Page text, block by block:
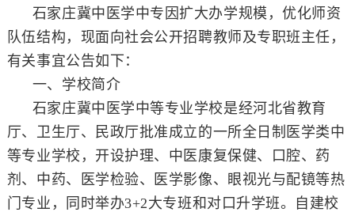
石家庄冀中医学中专因扩大办学规模，优化师资
队伍结构，现面向社会公开招聘教师及专职班主任，
有关事宜公告如下：
一、学校简介
石家庄冀中医学中等专业学校是经河北省教育
厅、卫生厅、民政厅批准成立的一所全日制医学类中
等专业学校，开设护理、中医康复保健、口腔、药
剂、中药、医学检验、医学影像、眼视光与配镜等热
门专业，同时举办3+2大专班和对口升学班。自建校